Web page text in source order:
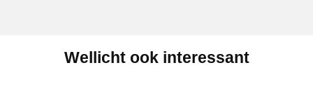
Wellicht ook interessant